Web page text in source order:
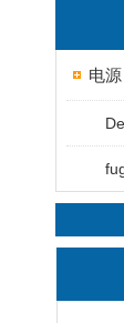
电源